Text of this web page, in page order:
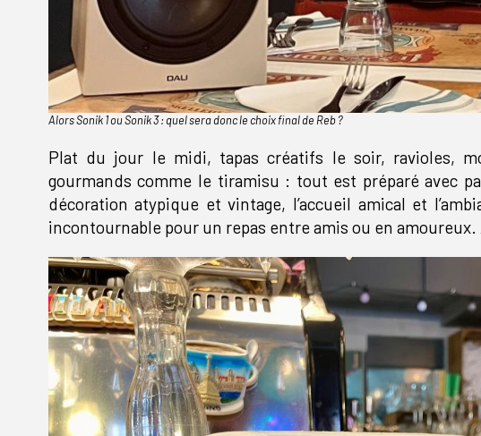
Alors Sonik 1 ou Sonik 3 : quel sera donc le choix final de Reb ?
Plat du jour le midi, tapas créatifs le soir, ravioles,
gourmands comme le tiramisu : tout est préparé avec
décoration atypique et vintage, l’accueil amical et
incontournable pour un repas entre amis ou en